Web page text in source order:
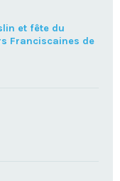
et fête du
Franciscaines de